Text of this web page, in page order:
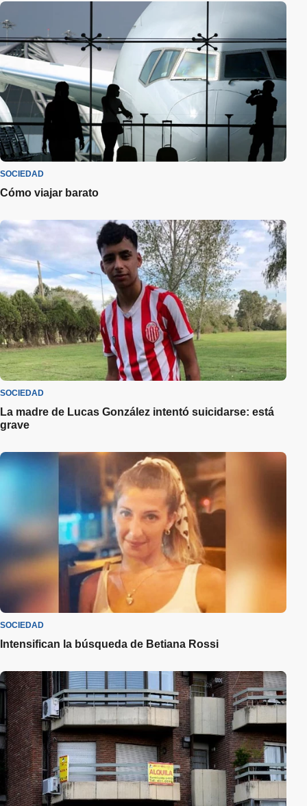
SOCIEDAD
Cómo viajar barato
SOCIEDAD
La madre de Lucas González intentó suicidarse: está
grave
SOCIEDAD
Intensifican la búsqueda de Betiana Rossi